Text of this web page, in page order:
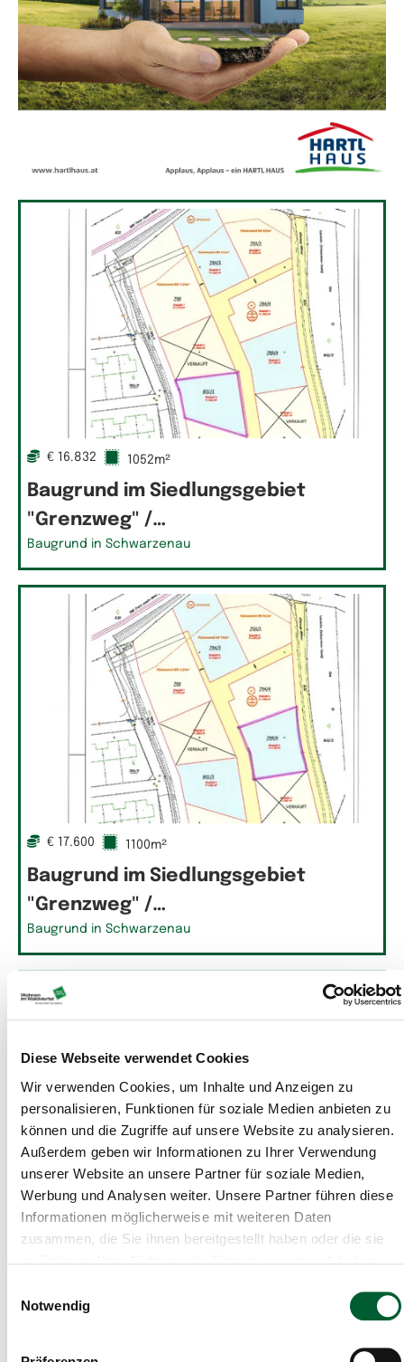
Diese Webseite verwendet Cookies
Wir verwenden Cookies, um Inhalte und Anzeigen zu
personalisieren, Funktionen für soziale Medien anbieten zu
können und die Zugriffe auf unsere Website zu analysieren.
Außerdem geben wir Informationen zu Ihrer Verwendung
unserer Website an unsere Partner für soziale Medien,
Werbung und Analysen weiter. Unsere Partner führen diese
Informationen möglicherweise mit weiteren Daten
zusammen, die Sie ihnen bereitgestellt haben oder die sie
Notwendig
€ 16.832 1052m²
Baugrund im Siedlungsgebiet
"Grenzweg" /…
Baugrund in Schwarzenau
€ 17.600 1100m²
Baugrund im Siedlungsgebiet
"Grenzweg" /…
Baugrund in Schwarzenau
Baugrund in Schwarzenau